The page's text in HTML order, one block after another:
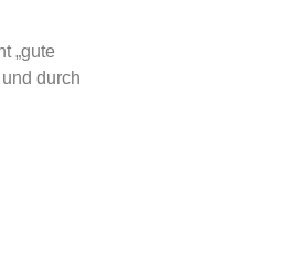
„gute
durch